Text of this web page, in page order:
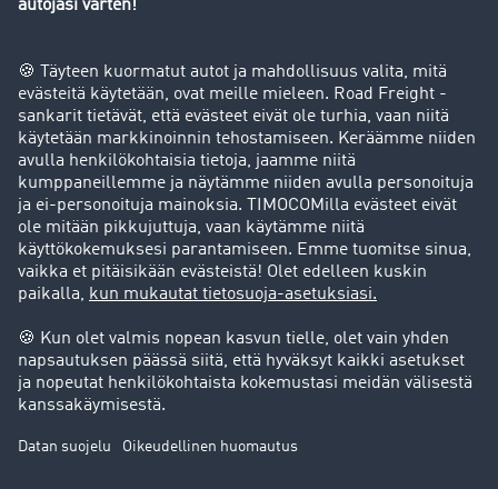
Success stories
Asiakassuosittelut
Goodies
Tukipalvelu
Tukipalvelu
Oikeudelliset asiat
Julkaisutiedot
Yleiset käyttöehdot